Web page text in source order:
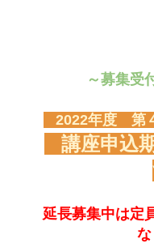
～募集受
2022年度 第
講座申込
延長募集中は定